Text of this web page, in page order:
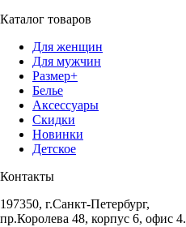
Каталог товаров
Для женщин
Для мужчин
Размер+
Белье
Аксессуары
Скидки
Новинки
Детское
Контакты
197350, г.Санкт-Петербург,
пр.Королева 48, корпус 6, офис 4.